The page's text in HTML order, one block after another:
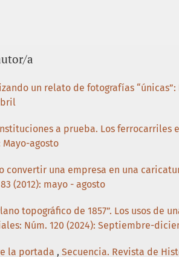
del Valle de México: documentos
Industria y Comercio de la República
a
un relato de fotografías “únicas”:
a prueba. Los ferrocarriles
Mayo-agosto
convertir una empresa en una
(2012): mayo - agosto
topográfico de 1857”. Los usos de
Núm. 120 (2024): Septiembre-
la portada , Secuencia. Revista de